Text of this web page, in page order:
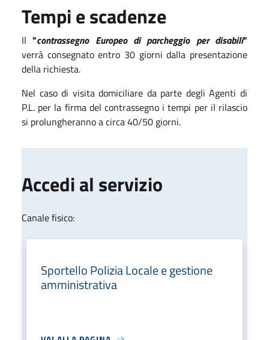
Tempi e scadenze
Il"contrassegno Europeo di parcheggio per disabili"
verrà consegnato entro 30 giorni dalla presentazione
della richiesta.
Nel caso di visita domiciliare da parte degli Agenti di
P.L. per la firma del contrassegno i tempi per il rilascio
si prolungheranno a circa 40/50 giorni.
Accedi al servizio
Canale fisico:
Sportello Polizia Locale e gestione
amministrativa